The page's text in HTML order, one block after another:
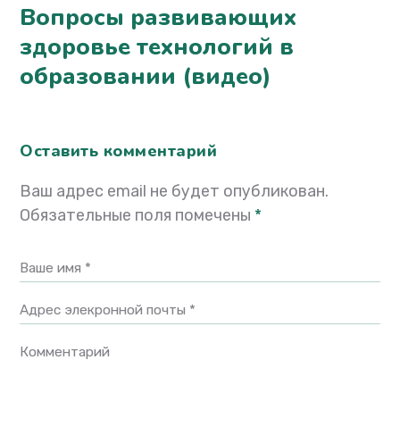
Вопросы развивающих
здоровье технологий в
образовании (видео)
Оставить комментарий
Ваш адрес email не будет опубликован.
Обязательные поля помечены *
Ваше имя *
Адрес элекронной почты *
Комментарий